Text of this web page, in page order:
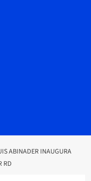
ABINADER INAUGURA
RD